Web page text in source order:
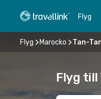
Flyg
Flyg Marocko Tan-
Flyg till